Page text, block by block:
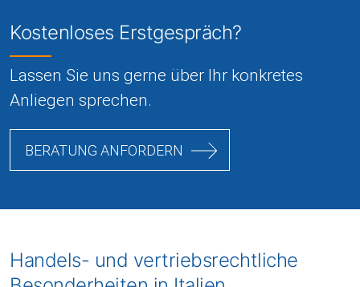
Kostenloses Erstgespräch?
Lassen Sie uns gerne über Ihr konkretes
Anliegen sprechen.
BERATUNG ANFORDERN
Handels- und vertriebsrechtliche